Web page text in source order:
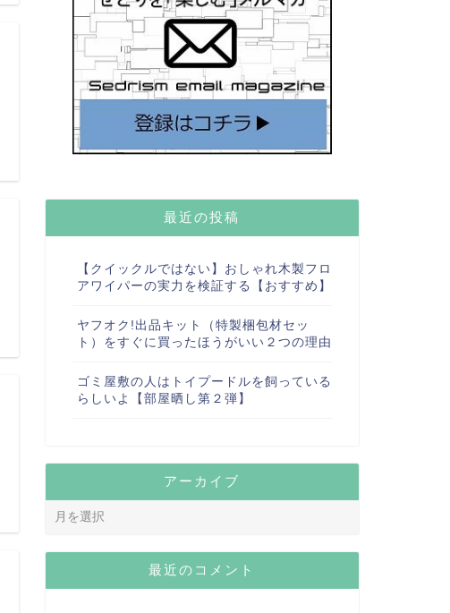
最近の投稿
【クイックルではない】おしゃれ木製フロ
アワイパーの実力を検証する【おすすめ】
ヤフオク!出品キット（特製梱包材セッ
ト）をすぐに買ったほうがいい２つの理由
ゴミ屋敷の人はトイプードルを飼っている
らしいよ【部屋晒し第２弾】
アーカイブ
最近のコメント